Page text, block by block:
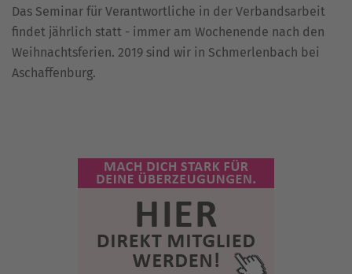
Das Seminar für Verantwortliche in der Verbandsarbeit
findet jährlich statt - immer am Wochenende nach den
Weihnachtsferien. 2019 sind wir in Schmerlenbach bei
Aschaffenburg.